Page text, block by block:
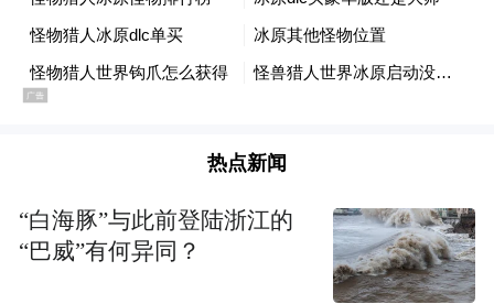
得益于更大的机身尺寸，小米17 Max还塞进
了8000mAh小米金沙江电池，这是小米品牌
热点新闻
“白海豚”与此前登陆浙江的
“巴威”有何异同？